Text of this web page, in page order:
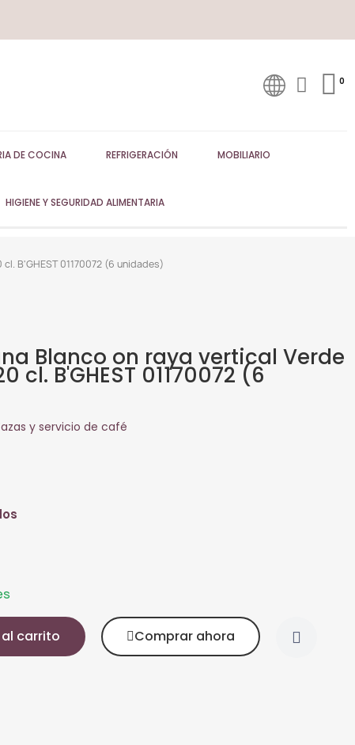
DE COCINA REFRIGERACIÓN MOBILIARIO
HIGIENE Y SEGURIDAD ALIMENTARIA
B'GHEST 01170072 (6 unidades)
Blanco on raya vertical Verde
cl. B'GHEST 01170072 (6
y servicio de café
carrito Comprar ahora